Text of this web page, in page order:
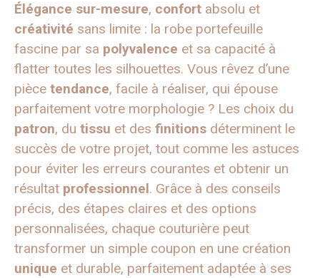
Élégance sur-mesure, confort absolu et
créativité sans limite : la robe portefeuille
fascine par sa polyvalence et sa capacité à
flatter toutes les silhouettes. Vous rêvez d’une
pièce tendance, facile à réaliser, qui épouse
parfaitement votre morphologie ? Les choix du
patron, du tissu et des finitions déterminent le
succès de votre projet, tout comme les astuces
pour éviter les erreurs courantes et obtenir un
résultat professionnel. Grâce à des conseils
précis, des étapes claires et des options
personnalisées, chaque couturière peut
transformer un simple coupon en une création
unique et durable, parfaitement adaptée à ses